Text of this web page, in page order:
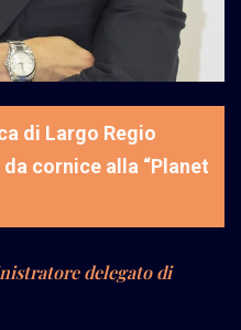
di Largo Regio
cornice alla “Planet
delegato di